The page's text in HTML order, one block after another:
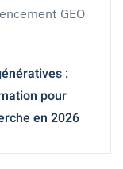
GEO
:
pour
en 2026